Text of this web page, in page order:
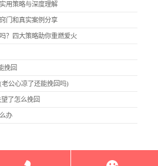
用策略与深度理解
门和真实案例分享
？四大策略助你重燃爱火
挽回
公心凉了还能挽回吗)
了怎么挽回
办